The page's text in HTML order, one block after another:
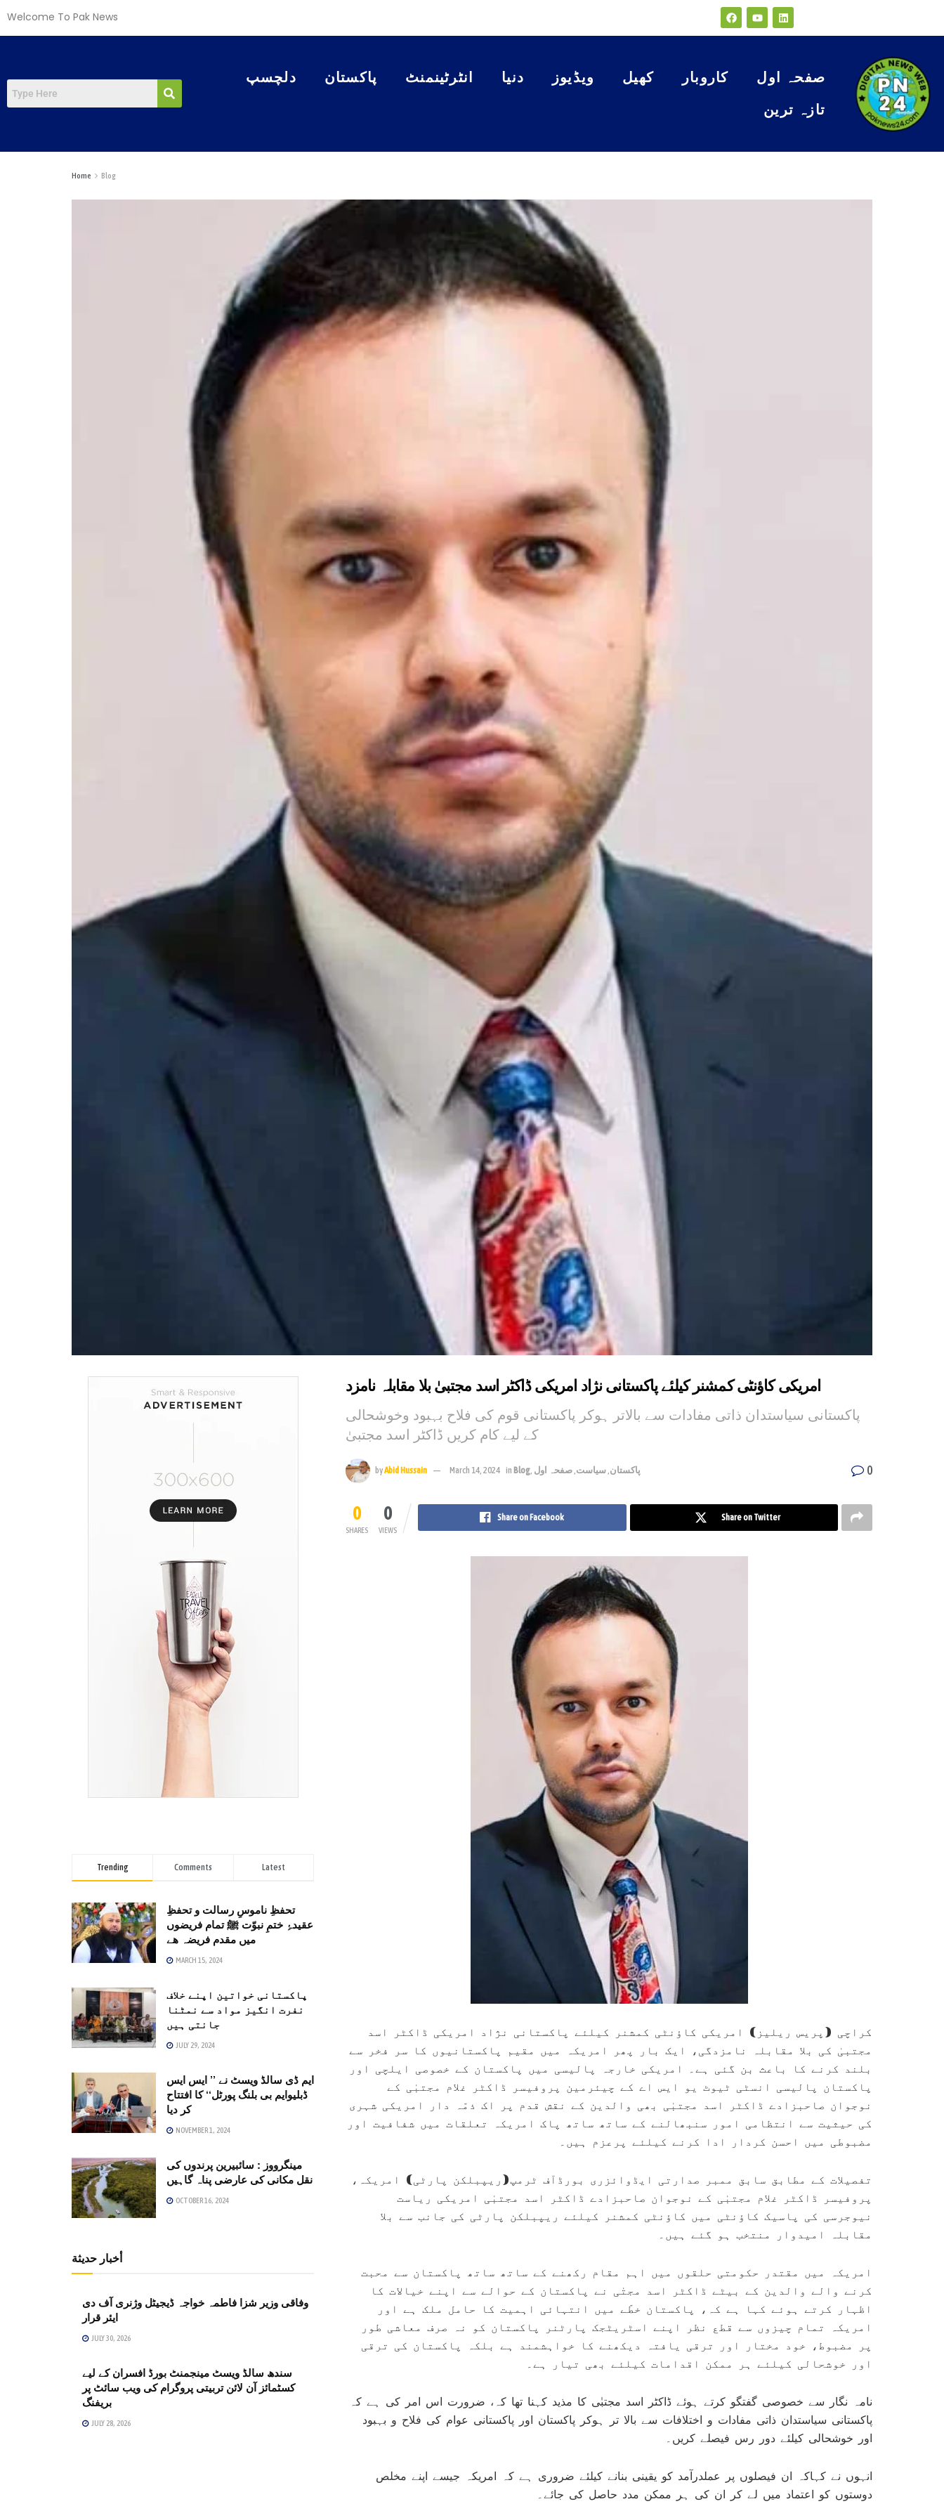
Welcome To Pak News
دلچسپ پاکستان انٹرٹینمنٹ دنیا ویڈیوز کھیل کاروبار
صفحہ اول
تازہ ترین
Home Blog
امریکی کاؤنٹی کمشنر کیلئے پاکستانی نژاد امریکی ڈاکٹر اسد مجتبیٰ بلا مقابلہ نامزد
پاکستانی سیاستدان ذاتی مفادات سے بالاتر ہوکر پاکستانی قوم کی فلاح بہبود وخوشحالی
کے لیے کام کریں ڈاکٹر اسد مجتبیٰ
byAbid Hussain March 14, 2024 in Blog, پاکستان, سیاست, صفحہ اول 0
0
SHARES
0
VIEWS
Share on Facebook Share on Twitter
کراچی (پریس ریلیز) امریکی کاؤنٹی کمشنر کیلئے پاکستانی نژاد امریکی ڈاکٹر اسد
مجتبیٰ کی بلا مقابلہ نامزدگی، ایک بار پھر امریکہ میں مقیم پاکستانیوں کا سر فخر سے
بلند کرنے کا باعث بن گئی ہے۔ امریکی خارجہ پالیسی میں پاکستان کے خصوصی ایلچی اور
پاکستان پالیسی انسٹی ٹیوٹ یو ایس اے کے چیئرمین پروفیسر ڈاکٹر غلام مجتبٰی کے
نوجوان صاحبزادے ڈاکٹر اسد مجتبٰی بھی والدین کے نقش قدم پر اک ذمّہ دار امریکی شہری
کی حیثیت سے انتظامی امور سنبھالنے کے ساتھ ساتھ پاک امریکہ تعلقات میں شفافیت اور
مضبوطی میں احسن کردار ادا کرنے کیلئے پرعزم ہیں۔
تفصیلات کے مطابق سابق ممبر صدارتی ایڈوائزری بورڈآف ٹرمپ(ریپبلکن پارٹی) امریکہ،
پروفیسر ڈاکٹر غلام مجتبٰی کے نوجوان صاحبزادے ڈاکٹر اسد مجتبٰی امریکی ریاست
نیوجرسی کی پاسیک کاؤنٹی میں کاؤنٹی کمشنر کیلئے ریپبلکن پارٹی کی جانب سے بلا
مقابلہ امیدوار منتخب ہو گئے ہیں۔
امریکہ میں مقتدر حکومتی حلقوں میں اہم مقام رکھنے کے ساتھ ساتھ پاکستان سے محبت
کرنے والے والدین کے بیٹے ڈاکٹر اسد مجتٰی نے پاکستان کے حوالے سے اپنے خیالات کا
اظہار کرتے ہوئے کہا ہے کہ، پاکستان خطّے میں انتہائی اہمیت کا حامل ملک ہے اور
امریکہ تمام چیزوں سے قطع نظر اپنے اسٹریٹجک پارٹنر پاکستان کو نہ صرف معاشی طور
پر مضبوط، خود مختار اور ترقی یافتہ دیکھنے کا خواہشمند ہے بلکہ پاکستان کی ترقی
اور خوشحالی کیلئے ہر ممکن اقدامات کیلئے بھی تیار ہے۔
نامہ نگار سے خصوصی گفتگو کرتے ہوئے ڈاکٹر اسد مجتبٰی کا مذید کہنا تھا کہ، ضرورت اس امر کی ہے کہ
پاکستانی سیاستدان ذاتی مفادات و اختلافات سے بالا تر ہوکر پاکستان اور پاکستانی عوام کی فلاح و بہبود
اور خوشحالی کیلئے دور رس فیصلے کریں۔
انہوں نے کہاکہ ان فیصلوں پر عملدرآمد کو یقینی بنانے کیلئے ضروری ہے کہ امریکہ جیسے اپنے مخلص
دوستوں کو اعتماد میں لے کر ان کی ہر ممکن مدد حاصل کی جائے۔
Trending Comments Latest
تحفظِ ناموسِ رسالت و تحفظِ
عقیدۂِ ختمِ نبوّت ﷺ تمام فریضوں
میں مقدم فریضہ ھے
MARCH 15, 2024
پاکستانی خواتین اپنے خلاف
نفرت انگیز مواد سے نمٹنا
جانتی ہیں
JULY 29, 2024
ایم ڈی سالڈ ویسٹ نے ’’ ایس ایس
ڈبلیوایم بی بلنگ پورٹل‘‘ کا افتتاح
کر دیا
NOVEMBER 1, 2024
مینگرووز : سائبیرین پرندوں کی
نقل مکانی کی عارضی پناہ گاہیں
OCTOBER 16, 2024
أخبار حديثة
وفاقی وزیر شزا فاطمہ خواجہ ڈیجیٹل وژنری آف دی
ایئر قرار
JULY 30, 2026
سندھ سالڈ ویسٹ مینجمنٹ بورڈ افسران کے لیے
کسٹمائز آن لائن تربیتی پروگرام کی ویب سائٹ پر
بریفنگ
JULY 28, 2026